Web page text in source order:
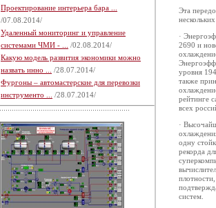
Проектирование интерьера бара ...
/07.08.2014/
Удаленный мониторинг и управление
системами ЧМИ - ...
/02.08.2014/
Какую модель развития экономики можно
назвать инно ...
/28.07.2014/
Фургоны – автомастерские для перевозки
инструменто ...
/28.07.2014/
Эта
·
2690 и
уровня
также
рейтинге
всех
·
одну
рекорда
систем.